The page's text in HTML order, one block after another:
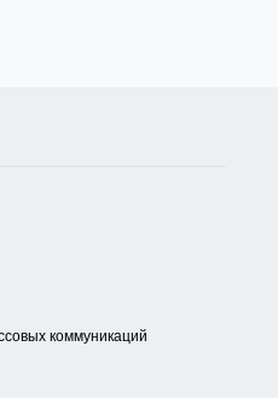
коммуникаций